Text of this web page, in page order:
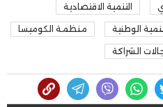
التنمية الاقتصادية
الوطنية منظمة الكوميسا
الشراكة